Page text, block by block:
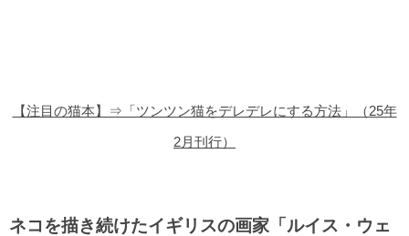
【注目の猫本】⇒「ツンツン猫をデレデレにする方法」（25年
2月刊行）
ネコを描き続けたイギリスの画家「ルイス・ウェ
猫のゲーム・アプリ